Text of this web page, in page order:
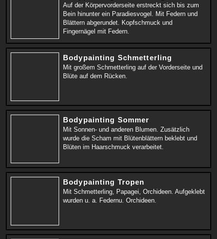
Auf der Körpervorderseite erstreckt sich bis zum
Bein hinunter ein Paradiesvogel. Mit Federn und
Blättern abgerundet. Kopfschmuck und
Fingernägel mit Federn.
Bodypainting Schmetterling
Mit großem Schmetterling auf der Vorderseite und
Blüte auf dem Rücken.
Bodypainting Sommer
Mit Sonnen- und anderen Blumen. Zusätzlich
wurde die Scham mit Blütenblättern beklebt und
Blüten im Haarschmuck verarbeitet.
Bodypainting Tropen
Mit Schmetterling, Papagei, Orchideen. Aufgeklebt
wurden u. a. Federnu. Orchideen.